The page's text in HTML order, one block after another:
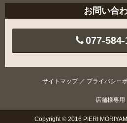
お問い合
077-
サイトマップ／ プライバシー
店舗様専用
Copyright © 2016 PIERI